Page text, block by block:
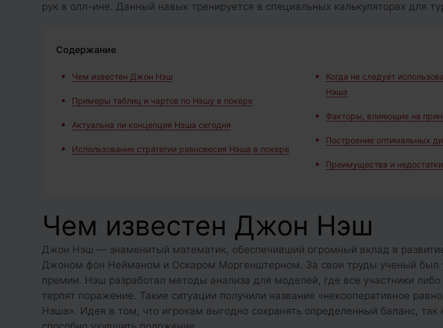
рук в олл-ине. Данный навык тренируется в специальных калькуляторах для
Содержание
Чем известен Джон Нэш
Примеры таблиц и чартов по Нэшу в покере
Актуальна ли концепция Нэша сегодня
Использование стратегии равновесия Нэша в покере
Когда не следует
Нэша
Факторы, влияющие на
Построение оптимальных
Преимущества и
Чем известен Джон Нэш
Джон Нэш — знаменитый математик, обеспечивший огромный вклад в
Джоном фон Нейманом и Оскаром Моргенштерном. За свои труды ученый был
премии. Нэш разработал методы анализа для моделей, где все участники
терпят поражение. Такие ситуации получили название «некооперативное
Нэша». Идея в том, что игрокам выгодно сохранять определенный баланс, так